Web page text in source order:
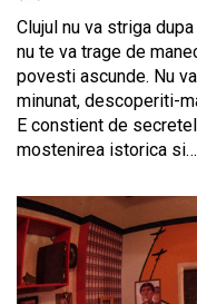
Clujul nu va striga
nu te va trage de
povesti ascunde. Nu
minunat, descoperiti-
E constient de
mostenirea istorica si…